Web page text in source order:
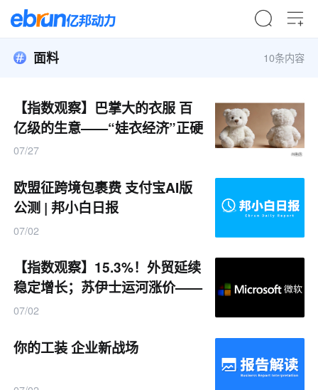
面料 10条内容
【指数观察】巴掌大的衣服 百
亿级的生意——“娃衣经济”正硬
控一批年轻人
07/27
欧盟征跨境包裹费 支付宝AI版
公测 | 邦小白日报
07/02
【指数观察】15.3%！外贸延续
稳定增长；苏伊士运河涨价——
小商品行业月度大新闻
07/02
你的工装 企业新战场